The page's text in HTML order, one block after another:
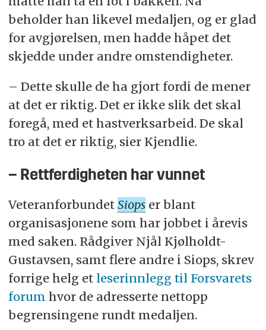
beholder han likevel medaljen, og er glad
for avgjørelsen, men hadde håpet det
skjedde under andre omstendigheter.
– Dette skulle de ha gjort fordi de mener
at det er riktig. Det er ikke slik det skal
foregå, med et hastverksarbeid. De skal
tro at det er riktig, sier Kjendlie.
– Rettferdigheten har vunnet
Veteranforbundet Siopser blant
organisasjonene som har jobbet i årevis
med saken. Rådgiver Njål Kjølholdt-
Gustavsen, samt flere andre i Siops, skrev
forrige helg et leserinnlegg til Forsvarets
forum hvor de adresserte nettopp
begrensingene rundt medaljen.